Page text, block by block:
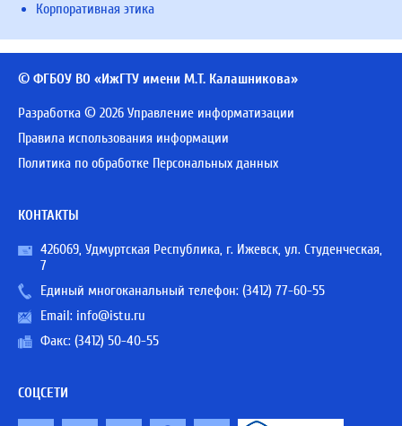
Корпоративная этика
© ФГБОУ ВО «ИжГТУ имени М.Т. Калашникова»
Разработка © 2026 Управление информатизации
Правила использования информации
Политика по обработке Персональных данных
КОНТАКТЫ
426069, Удмуртская Республика, г. Ижевск, ул. Студенческая,
7
Единый многоканальный телефон: (3412) 77-60-55
Email: info@istu.ru
Факс: (3412) 50-40-55
СОЦСЕТИ